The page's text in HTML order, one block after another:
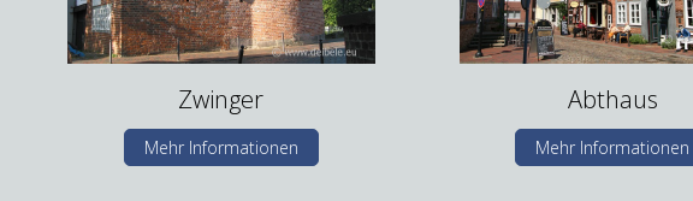
Zwinger
Mehr Informationen
Abthaus
Mehr Informationen